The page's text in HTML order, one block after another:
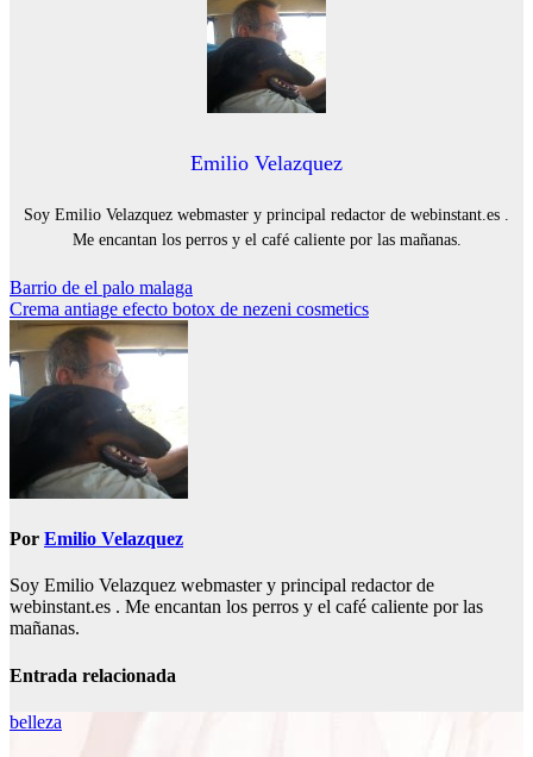
Emilio Velazquez
Soy Emilio Velazquez webmaster y principal redactor de webinstant.es .
Me encantan los perros y el café caliente por las mañanas.
Navegación
de
entradas
Barrio de el palo malaga
Crema antiage efecto botox de nezeni cosmetics
Por Emilio Velazquez
Soy Emilio Velazquez webmaster y principal redactor de
webinstant.es . Me encantan los perros y el café caliente por las
mañanas.
Entrada relacionada
belleza